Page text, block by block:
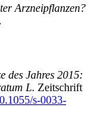
Arzneipflanzen?
des Jahres 2015:
L. Zeitschrift
s-0033-